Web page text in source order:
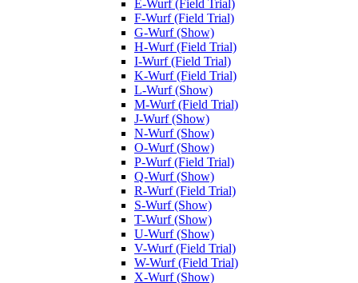
E-Wurf (Field Trial)
F-Wurf (Field Trial)
G-Wurf (Show)
H-Wurf (Field Trial)
I-Wurf (Field Trial)
K-Wurf (Field Trial)
L-Wurf (Show)
M-Wurf (Field Trial)
J-Wurf (Show)
N-Wurf (Show)
O-Wurf (Show)
P-Wurf (Field Trial)
Q-Wurf (Show)
R-Wurf (Field Trial)
S-Wurf (Show)
T-Wurf (Show)
U-Wurf (Show)
V-Wurf (Field Trial)
W-Wurf (Field Trial)
X-Wurf (Show)